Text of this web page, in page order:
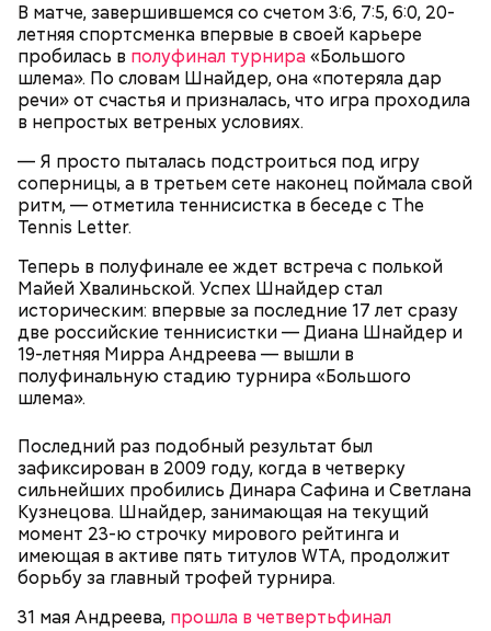
В матче, завершившемся со счетом 3:6, 7:5, 6:0, 20-
летняя спортсменка впервые в своей карьере
пробилась в полуфинал турнира«Большого
шлема». По словам Шнайдер, она «потеряла дар
речи» от счастья и призналась, что игра проходила
в непростых ветреных условиях.
— Я просто пыталась подстроиться под игру
соперницы, а в третьем сете наконец поймала свой
ритм, — отметила теннисистка в беседе с The
Tennis Letter.
Теперь в полуфинале ее ждет встреча с полькой
Майей Хвалиньской. Успех Шнайдер стал
историческим: впервые за последние 17 лет сразу
две российские теннисистки — Диана Шнайдер и
19-летняя Мирра Андреева — вышли в
полуфинальную стадию турнира «Большого
шлема».
Последний раз подобный результат был
зафиксирован в 2009 году, когда в четверку
сильнейших пробились Динара Сафина и Светлана
Кузнецова. Шнайдер, занимающая на текущий
момент 23-ю строчку мирового рейтинга и
имеющая в активе пять титулов WTA, продолжит
борьбу за главный трофей турнира.
31 мая Андреева, прошла в четвертьфинал
Групповой этап: 11 июня — 27 июня.
Команды и даты матчей